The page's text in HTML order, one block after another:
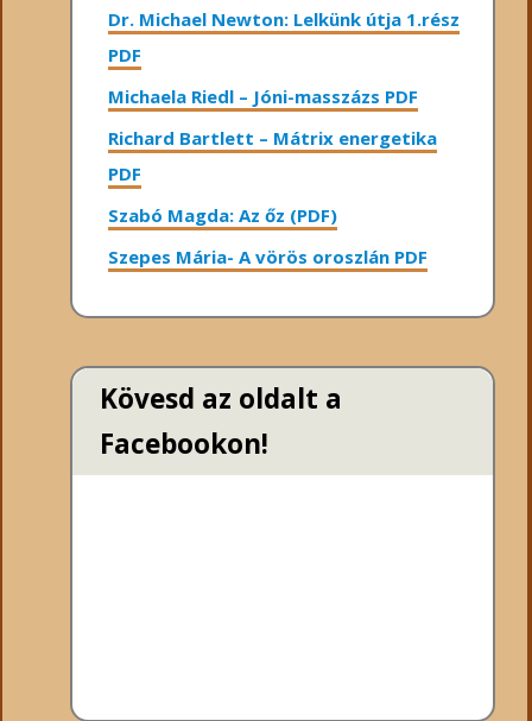
Dr. Michael Newton: Lelkünk útja 1.rész
PDF
Michaela Riedl – Jóni-masszázs PDF
Richard Bartlett – Mátrix energetika
PDF
Szabó Magda: Az őz (PDF)
Szepes Mária- A vörös oroszlán PDF
Kövesd az oldalt a
Facebookon!